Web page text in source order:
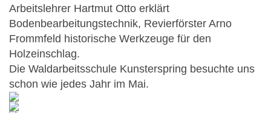
Arbeitslehrer Hartmut Otto erklärt
Bodenbearbeitungstechnik, Revierförster Arno
Frommfeld historische Werkzeuge für den
Holzeinschlag.
Die Waldarbeitsschule Kunsterspring besuchte uns
schon wie jedes Jahr im Mai.